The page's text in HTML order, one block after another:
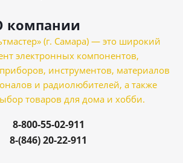
компании
(г. Самара) — это широкий
электронных компонентов,
инструментов, материалов
и радиолюбителей, а также
товаров для дома и хобби.
8-800-55-02-911
8-(846) 20-22-911